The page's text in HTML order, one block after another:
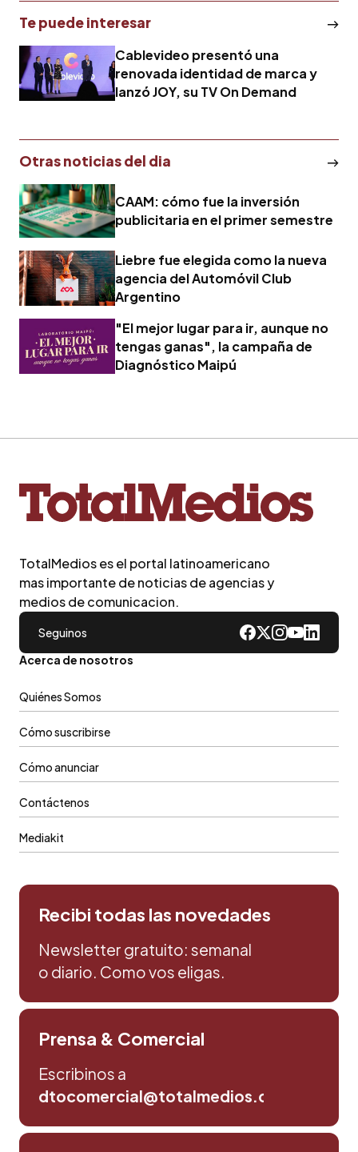
Te puede interesar
Cablevideo presentó una
renovada identidad de marca y
lanzó JOY, su TV On Demand
Otras noticias del dia
CAAM: cómo fue la inversión
publicitaria en el primer semestre
Liebre fue elegida como la nueva
agencia del Automóvil Club
Argentino
"El mejor lugar para ir, aunque no
tengas ganas", la campaña de
Diagnóstico Maipú
TotalMedios es el portal latinoamericano
mas importante de noticias de agencias y
medios de comunicacion.
Seguinos
Acerca de nosotros
Quiénes Somos
Cómo suscribirse
Cómo anunciar
Contáctenos
Mediakit
Recibi todas las novedades
Newsletter gratuito: semanal
o diario. Como vos eligas.
Prensa & Comercial
Escribinos a
dtocomercial@totalmedios.com